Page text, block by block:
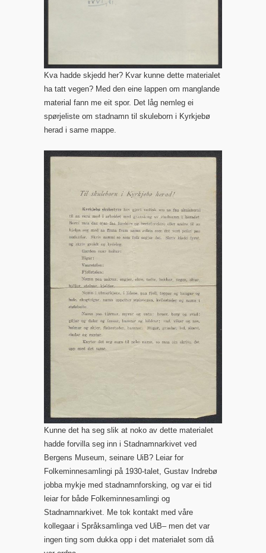
Kva hadde skjedd her? Kvar kunne dette materialet
ha tatt vegen? Med den eine lappen om manglande
material fann me eit spor. Det låg nemleg ei
spørjeliste om stadnamn til skuleborn i Kyrkjebø
herad i same mappe.
Kunne det ha seg slik at noko av dette materialet
hadde forvilla seg inn i Stadnamnarkivet ved
Bergens Museum, seinare UiB? Leiar for
Folkeminnesamlingi på 1930-talet, Gustav Indrebø
jobba mykje med stadnamnforsking, og var ei tid
leiar for både Folkeminnesamlingi og
Stadnamnarkivet. Me tok kontakt med våre
kollegaar i Språksamlinga ved UiB– men det var
ingen ting som dukka opp i det materialet som då